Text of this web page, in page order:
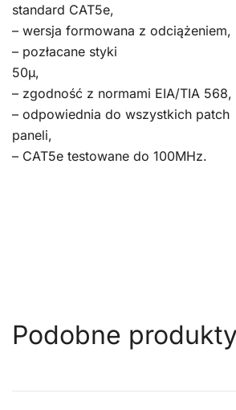
standard CAT5e,
– wersja formowana z odciążeniem,
– pozłacane styki
50μ,
– zgodność z normami EIA/TIA 568,
– odpowiednia do wszystkich patch
paneli,
– CAT5e testowane do 100MHz.
Podobne produkty